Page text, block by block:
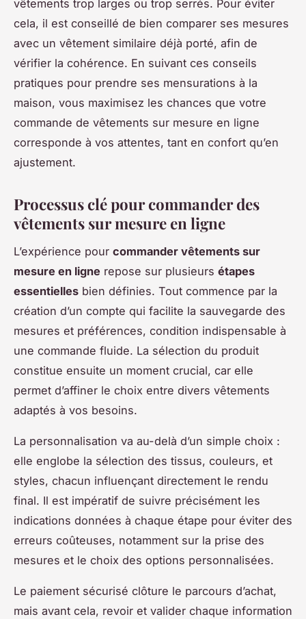
vêtements trop larges ou trop serrés. Pour éviter
cela, il est conseillé de bien comparer ses mesures
avec un vêtement similaire déjà porté, afin de
vérifier la cohérence. En suivant ces conseils
pratiques pour prendre ses mensurations à la
maison, vous maximisez les chances que votre
commande de vêtements sur mesure en ligne
corresponde à vos attentes, tant en confort qu’en
ajustement.
Processus clé pour commander des
vêtements sur mesure en ligne
L’expérience pour commander vêtements sur
mesure en ligne repose sur plusieurs étapes
essentielles bien définies. Tout commence par la
création d’un compte qui facilite la sauvegarde des
mesures et préférences, condition indispensable à
une commande fluide. La sélection du produit
constitue ensuite un moment crucial, car elle
permet d’affiner le choix entre divers vêtements
adaptés à vos besoins.
La personnalisation va au-delà d’un simple choix :
elle englobe la sélection des tissus, couleurs, et
styles, chacun influençant directement le rendu
final. Il est impératif de suivre précisément les
indications données à chaque étape pour éviter des
erreurs coûteuses, notamment sur la prise des
mesures et le choix des options personnalisées.
Le paiement sécurisé clôture le parcours d’achat,
mais avant cela, revoir et valider chaque information